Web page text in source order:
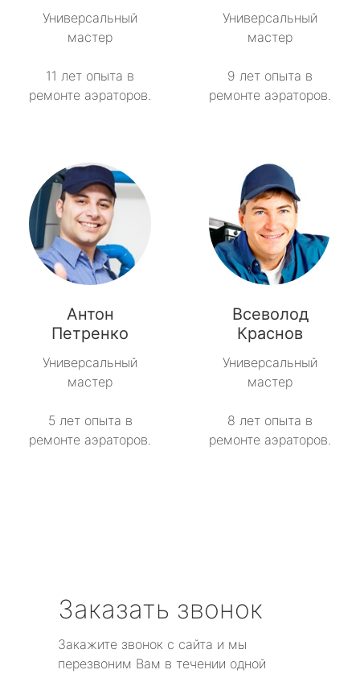
Универсальный
мастер
11 лет опыта в
ремонте аэраторов.
Универсальный
мастер
9 лет опыта в
ремонте аэраторов.
Антон
Петренко
Универсальный
мастер
5 лет опыта в
ремонте аэраторов.
Всеволод
Краснов
Универсальный
мастер
8 лет опыта в
ремонте аэраторов.
Заказать звонок
Закажите звонок с сайта и мы
перезвоним Вам в течении одной